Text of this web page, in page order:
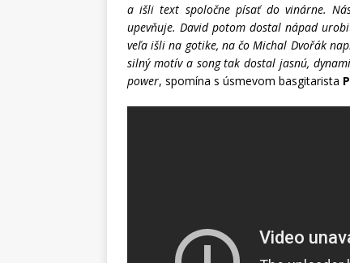
a išli text spoločne písať do vinárne.
upevňuje. David potom dostal nápad
veľa išli na gotike, na čo Michal Dvořák
silný motív a song tak dostal jasnú,
power, spomína s úsmevom basgitarista